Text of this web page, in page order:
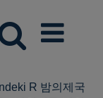
R 밤의제국